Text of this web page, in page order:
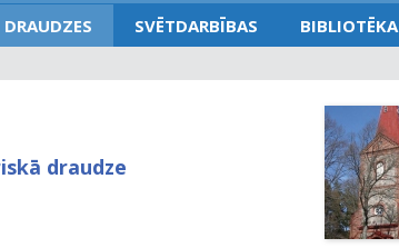
DRAUDZES SVĒTDARBĪBAS BIBLIOTĒKA
draudze